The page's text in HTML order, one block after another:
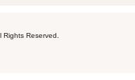
Reserved.